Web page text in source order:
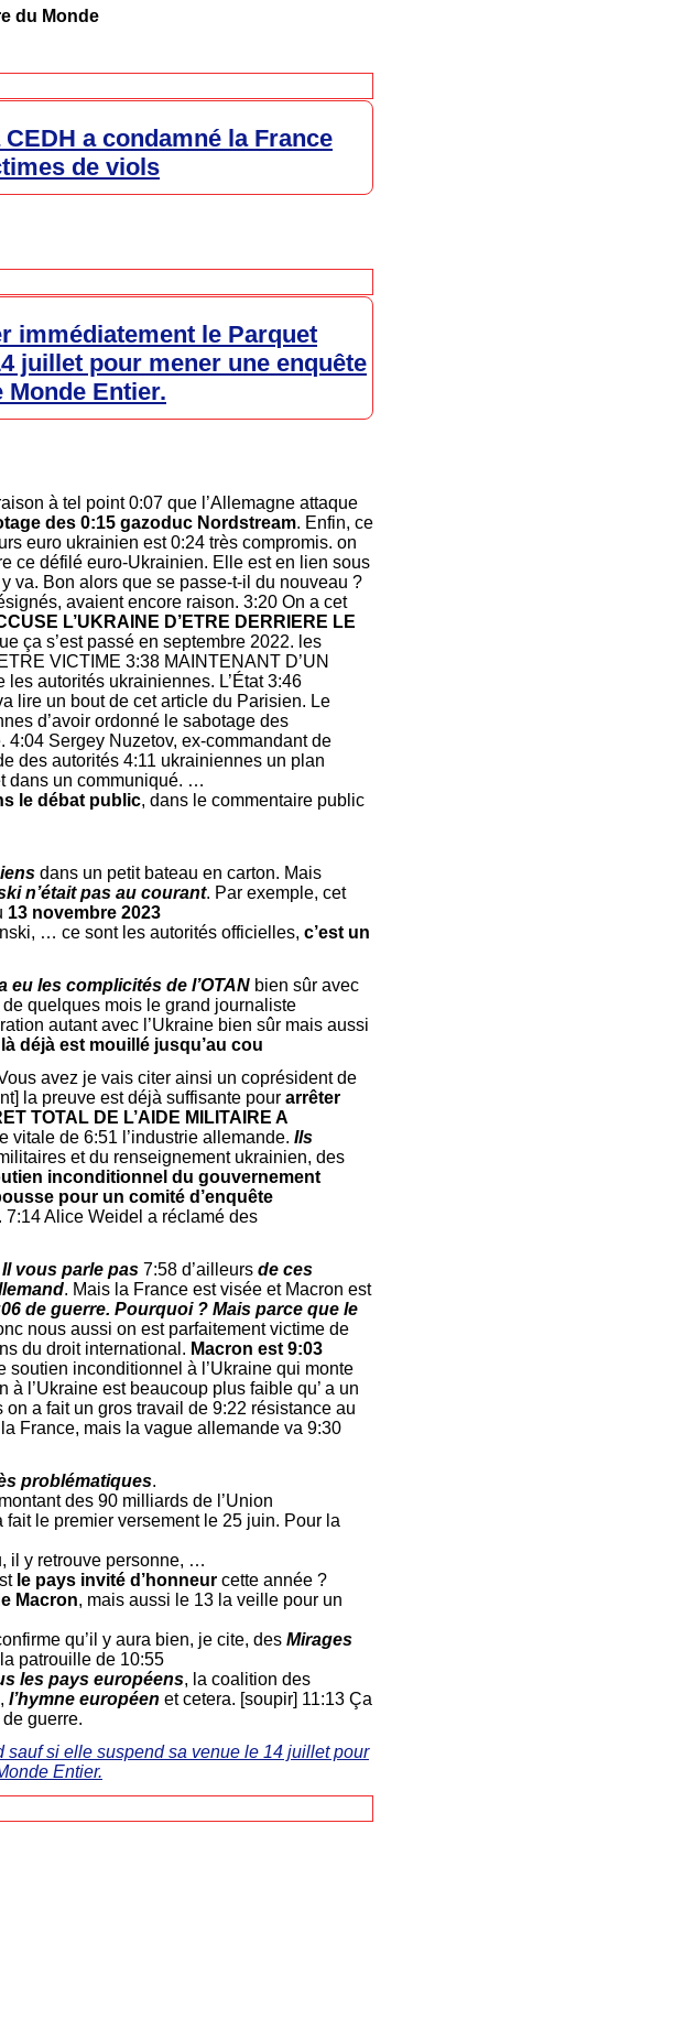
du Monde
a condamné la France
de viols
immédiatement le Parquet
juillet pour mener une enquête
Entier.
à tel point 0:07 que l’Allemagne attaque
des 0:15 gazoduc Nordstream. Enfin, ce
euro ukrainien est 0:24 très compromis. on
ce défilé euro-Ukrainien. Elle est en lien sous
va. Bon alors que se passe-t-il du nouveau ?
avaient encore raison. 3:20 On a cet
L’UKRAINE D’ETRE DERRIERE LE
ça s’est passé en septembre 2022. les
VICTIME 3:38 MAINTENANT D’UN
autorités ukrainiennes. L’État 3:46
lire un bout de cet article du Parisien. Le
d’avoir ordonné le sabotage des
Sergey Nuzetov, ex-commandant de
des autorités 4:11 ukrainiennes un plan
dans un communiqué. …
le débat public, dans le commentaire public
dans un petit bateau en carton. Mais
n’était pas au courant. Par exemple, cet
13 novembre 2023
… ce sont les autorités officielles, c’est un
eu les complicités de l’OTAN bien sûr avec
de quelques mois le grand journaliste
autant avec l’Ukraine bien sûr mais aussi
déjà est mouillé jusqu’au cou
avez je vais citer ainsi un coprésident de
la preuve est déjà suffisante pour arrêter
TOTAL DE L’AIDE MILITAIRE A
vitale de 6:51 l’industrie allemande. Ils
et du renseignement ukrainien, des
inconditionnel du gouvernement
pour un comité d’enquête
. 7:14 Alice Weidel a réclamé des
Il vous parle pas 7:58 d’ailleurs de ces
. Mais la France est visée et Macron est
de guerre. Pourquoi ? Mais parce que le
nous aussi on est parfaitement victime de
du droit international. Macron est 9:03
soutien inconditionnel à l’Ukraine qui monte
l’Ukraine est beaucoup plus faible qu’ a un
a fait un gros travail de 9:22 résistance au
France, mais la vague allemande va 9:30
problématiques.
des 90 milliards de l’Union
le premier versement le 25 juin. Pour la
il y retrouve personne, …
le pays invité d’honneur cette année ?
Macron, mais aussi le 13 la veille pour un
qu’il y aura bien, je cite, des Mirages
patrouille de 10:55
les pays européens, la coalition des
l’hymne européen et cetera. [soupir] 11:13 Ça
guerre.
sauf si elle suspend sa venue le 14 juillet pour
Entier.